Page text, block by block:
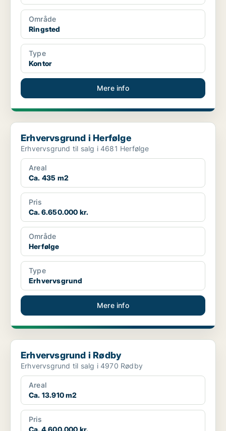
Område
Ringsted
Type
Kontor
Mere info
Erhvervsgrund i Herfølge
Erhvervsgrund i Herfølge
Erhvervsgrund til salg i 4681 Herfølge
Areal
Ca. 435 m2
Pris
Ca. 6.650.000 kr.
Område
Herfølge
Type
Erhvervsgrund
Mere info
Erhvervsgrund i Rødby
Erhvervsgrund i Rødby
Erhvervsgrund til salg i 4970 Rødby
Areal
Ca. 13.910 m2
Pris